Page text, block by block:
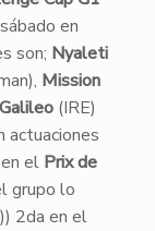
en
son; Nyaleti
Mission
Galileo (IRE)
actuaciones
el Prix de
grupo lo
2da en el